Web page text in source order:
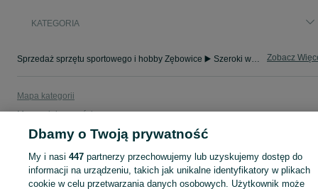
KATEGORIA
Sprzedaż sprzętu sportowego i hobby Zębowice ▶️ Szeroki wybór produktów ✅ Nowe i używane w atrakcyjnych cenach ✌ Sprawdź ogłoszenia na OLX.pl! Zobacz
Mapa kategorii
Mapa miejscowości
Mapa ministron
Popularne wyszukiwania
Dbamy o Twoją prywatność
My i nasi447 partnerzy przechowujemy lub uzyskujemy dostęp do
informacji na urządzeniu, takich jak unikalne identyfikatory w plikach
cookie w celu przetwarzania danych osobowych. Użytkownik może